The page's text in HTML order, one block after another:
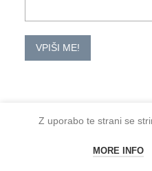
VPIŠI ME!
2026
Spoštovani kupci,
Z uporabo te strani se
MORE INFO